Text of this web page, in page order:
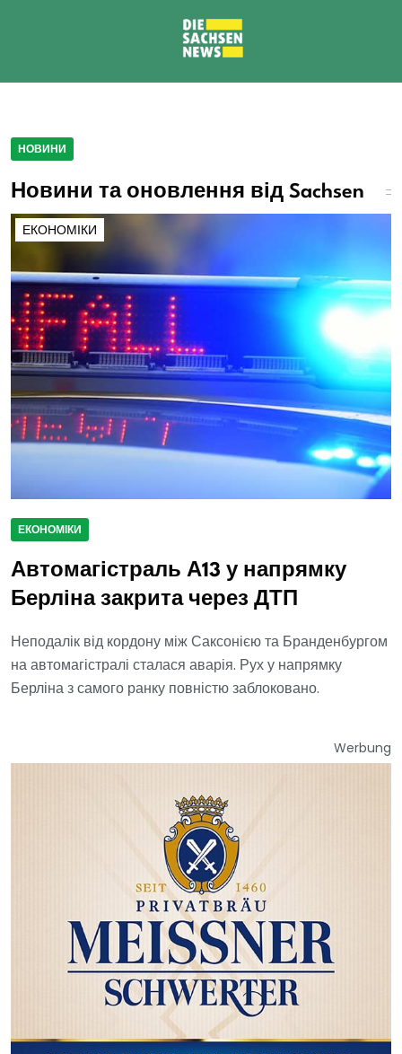
НОВИНИ
Новини та оновлення від Sachsen
ЕКОНОМІКИ
ЕКОНОМІКИ
Автомагістраль А13 у напрямку
Берліна закрита через ДТП
Неподалік від кордону між Саксонією та Бранденбургом
на автомагістралі сталася аварія. Рух у напрямку
Берліна з самого ранку повністю заблоковано.
Werbung